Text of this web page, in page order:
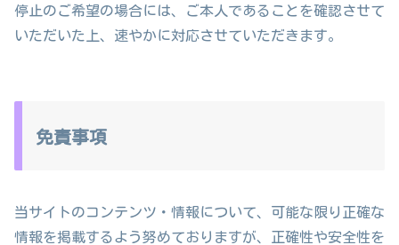
停止のご希望の場合には、ご本人であることを確認させて
いただいた上、速やかに対応させていただきます。
免責事項
当サイトのコンテンツ・情報について、可能な限り正確な
情報を掲載するよう努めておりますが、正確性や安全性を